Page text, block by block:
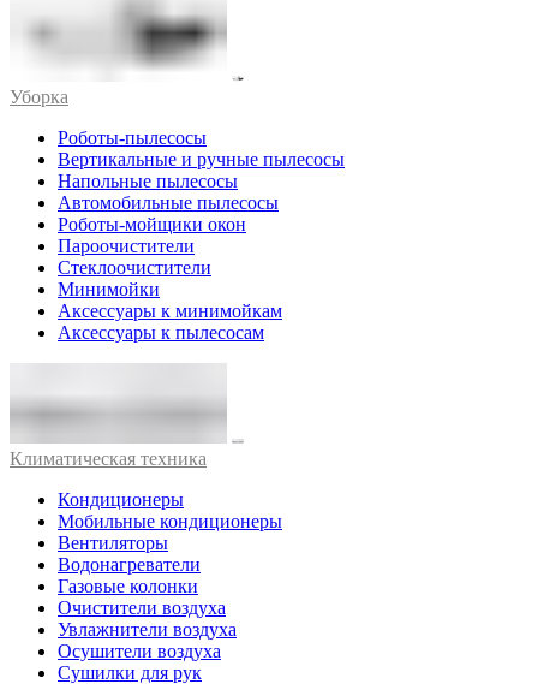
Уборка
Роботы-пылесосы
Вертикальные и ручные пылесосы
Напольные пылесосы
Автомобильные пылесосы
Роботы-мойщики окон
Пароочистители
Стеклоочистители
Минимойки
Аксессуары к минимойкам
Аксессуары к пылесосам
Климатическая техника
Кондиционеры
Мобильные кондиционеры
Вентиляторы
Водонагреватели
Газовые колонки
Очистители воздуха
Увлажнители воздуха
Осушители воздуха
Сушилки для рук